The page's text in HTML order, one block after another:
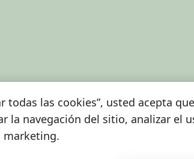
todas las cookies”, usted acepta
la navegación del sitio, analizar el
marketing.